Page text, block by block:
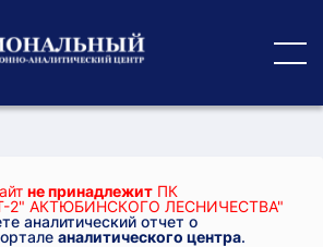
не принадлежит ПК
2" АКТЮБИНСКОГО ЛЕСНИЧЕСТВА"
аналитический отчет о
аналитического центра.